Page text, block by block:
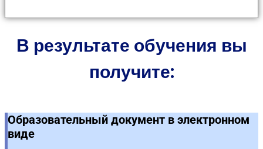
В результате обучения вы
получите:
Образовательный документ в электронном
виде